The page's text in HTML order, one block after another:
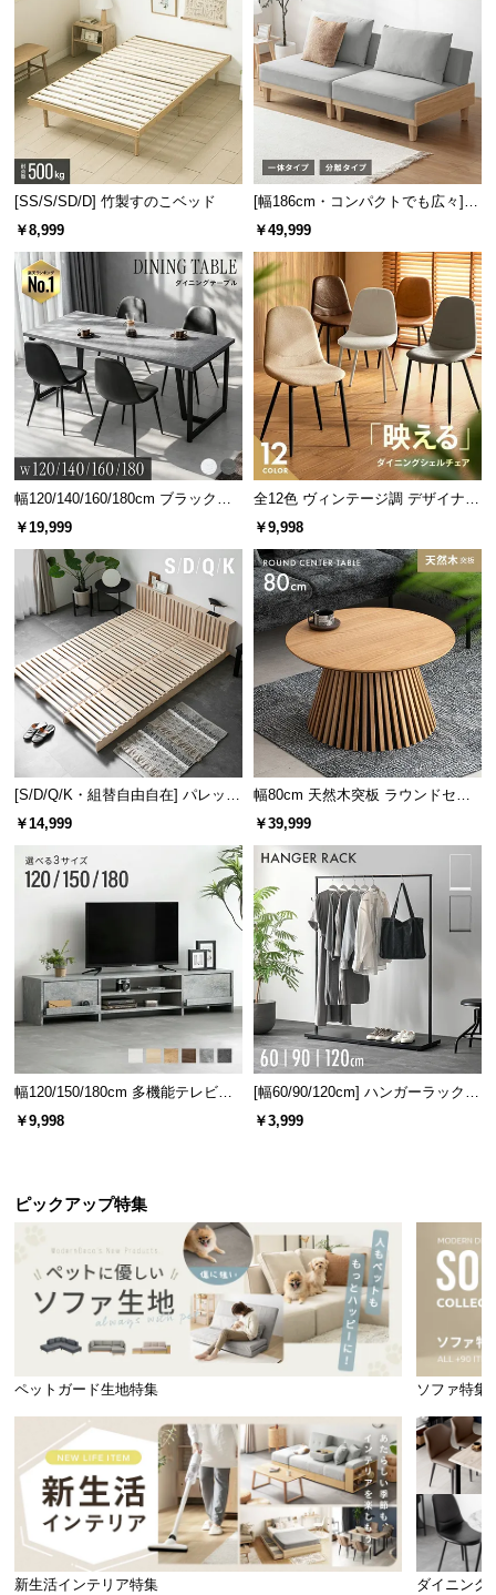
[SS/S/SD/D] 竹製すのこベッド
￥8,999
[幅186cm・コンパクトでも広々] 3
人掛けソファベッド リクライニン
￥49,999
幅120/140/160/180cm ブラックフ
レーム ダイニング 大理石調 4人掛
￥19,999
全12色 ヴィンテージ調 デザイナー
ズシェルチェア
￥9,998
[S/D/Q/K・組替自由自在] パレット
ベッド 8/12/16枚セット
￥14,999
幅80cm 天然木突板 ラウンドセン
ターテーブル 美しい格子デザイン
￥39,999
幅120/150/180cm 多機能テレビボ
ード 木目/石目調 オープン収納・
引き出し収納付き
￥9,998
[幅60/90/120cm] ハンガーラック
スチール 4段階高さ調節 サイドフ
ック オープンラック シンプル
￥3,999
ピックアップ特集
ペットガード生地特集 ソファ特集
新生活インテリア特集 ダイニング